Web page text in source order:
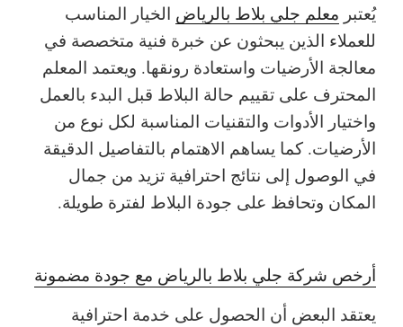
يُعتبر معلم جلي بلاط بالرياض الخيار المناسب
للعملاء الذين يبحثون عن خبرة فنية متخصصة في
معالجة الأرضيات واستعادة رونقها. ويعتمد المعلم
المحترف على تقييم حالة البلاط قبل البدء بالعمل
واختيار الأدوات والتقنيات المناسبة لكل نوع من
الأرضيات. كما يساهم الاهتمام بالتفاصيل الدقيقة
في الوصول إلى نتائج احترافية تزيد من جمال
المكان وتحافظ على جودة البلاط لفترة طويلة.
أرخص شركة جلي بلاط بالرياض مع جودة مضمونة
يعتقد البعض أن الحصول على خدمة احترافية